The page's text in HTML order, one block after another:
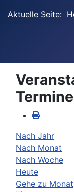
Aktuelle Seite:
Termine
Nach Jahr
Nach Monat
Nach Woche
Heute
Gehe zu Monat